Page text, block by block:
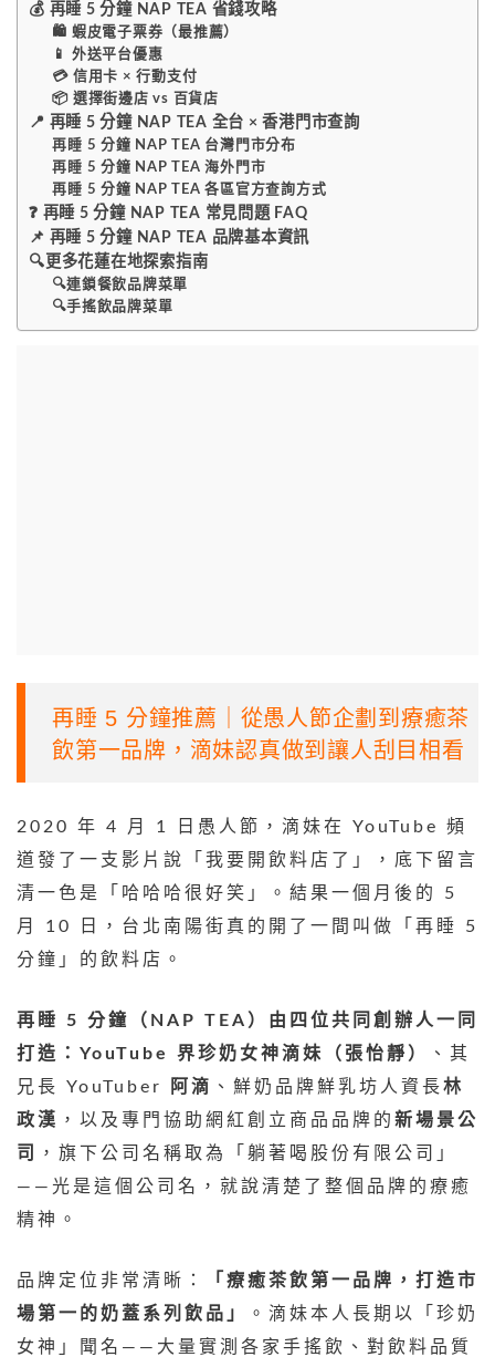
💰 再睡 5 分鐘 NAP TEA 省錢攻略
🛍️ 蝦皮電子票券（最推薦）
📱 外送平台優惠
💳 信用卡 × 行動支付
📦 選擇街邊店 vs 百貨店
📍 再睡 5 分鐘 NAP TEA 全台 × 香港門市查詢
再睡 5 分鐘 NAP TEA 台灣門市分布
再睡 5 分鐘 NAP TEA 海外門市
再睡 5 分鐘 NAP TEA 各區官方查詢方式
❓ 再睡 5 分鐘 NAP TEA 常見問題 FAQ
📌 再睡 5 分鐘 NAP TEA 品牌基本資訊
🔍更多花蓮在地探索指南
🔍連鎖餐飲品牌菜單
🔍手搖飲品牌菜單
再睡 5 分鐘推薦｜從愚人節企劃到療癒茶
飲第一品牌，滴妹認真做到讓人刮目相看
2020 年 4 月 1 日愚人節，滴妹在 YouTube 頻
道發了一支影片說「我要開飲料店了」，底下留言
清一色是「哈哈哈很好笑」。結果一個月後的 5
月 10 日，台北南陽街真的開了一間叫做「再睡 5
分鐘」的飲料店。
再睡 5 分鐘（NAP TEA）由四位共同創辦人一同
打造：YouTube 界珍奶女神滴妹（張怡靜）
、其
兄長 YouTuber
阿滴 、鮮奶品牌鮮乳坊人資長林
政漢 ，以及專門協助網紅創立商品品牌的 新場景公
司
，旗下公司名稱取為「躺著喝股份有限公司」
——光是這個公司名，就說清楚了整個品牌的療癒
精神。
品牌定位非常清晰：
「療癒茶飲第一品牌，打造市
場第一的奶蓋系列飲品」
。滴妹本人長期以「珍奶
女神」聞名——大量實測各家手搖飲、對飲料品質